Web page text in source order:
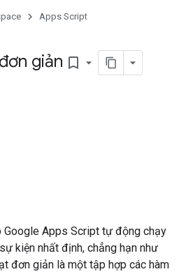
Apps Script
giản bookmark_border
Google Apps Script tự động chạy
kiện nhất định, chẳng hạn như
đơn giản là một tập hợp các hàm